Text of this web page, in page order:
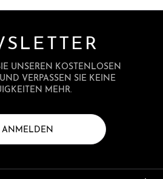
UNSEREN KOSTENLOSEN
VERPASSEN SIE KEINE
MEHR.
ANMELDEN